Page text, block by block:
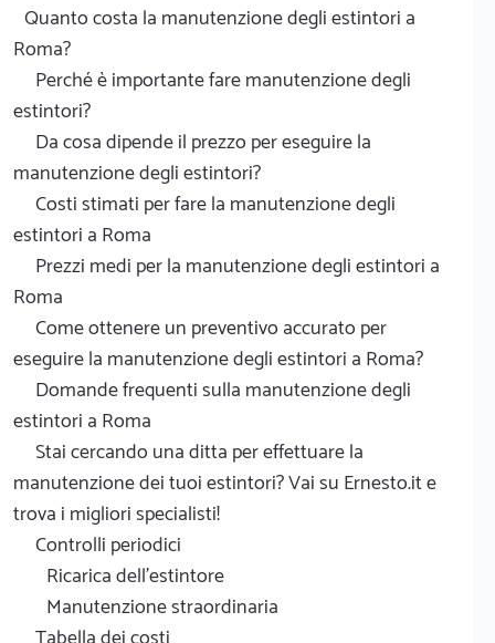
Quanto costa la manutenzione degli estintori a
Roma?
Perché è importante fare manutenzione degli
estintori?
Da cosa dipende il prezzo per eseguire la
manutenzione degli estintori?
Costi stimati per fare la manutenzione degli
estintori a Roma
Prezzi medi per la manutenzione degli estintori a
Roma
Come ottenere un preventivo accurato per
eseguire la manutenzione degli estintori a Roma?
Domande frequenti sulla manutenzione degli
estintori a Roma
Stai cercando una ditta per effettuare la
manutenzione dei tuoi estintori? Vai su Ernesto.it e
trova i migliori specialisti!
Controlli periodici
Ricarica dell'estintore
Manutenzione straordinaria